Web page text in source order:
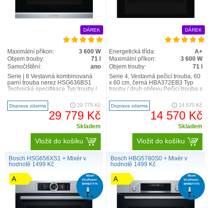
DÁREK
Maximální příkon:
3 600 W
Objem trouby:
71 l
Samočištění:
ano
Serie | 8 Vestavná kombinovaná
parní trouba nerez HSG636BS1
Technická specifikace Typ trouby /
trouba s 12 dru..
Doprava zdarma 29 779 Kč
29 779 Kč
Skladem
Vložit do košíku
DÁREK
Energetická třída:
A+
Maximální příkon:
3 600 W
Objem trouby:
71 l
Serie 4, Vestavná pečicí trouba, 60
x 60 cm, černá HBA372EB3 Typ
trouby / druh ohřevu Pečicí trouba s
horní/sp..
Doprava zdarma 14 570 Kč
14 570 Kč
Skladem
Vložit do košíku
Bosch HSG656XS1 + Mixér v
hodnotě 1499 Kč
A
Bosch HBG5780S0 + Mixér v
hodnotě 1499 Kč
A